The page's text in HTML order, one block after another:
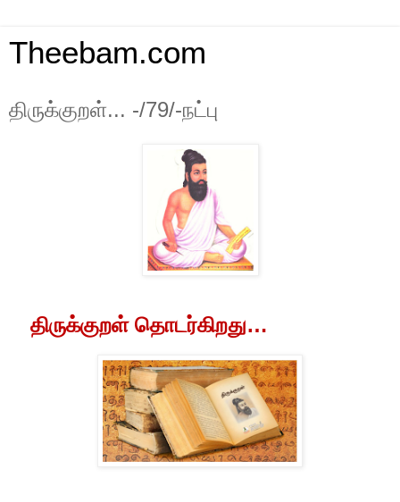
Theebam.com
திருக்குறள்... -/79/-நட்பு
திருக்குறள் தொடர்கிறது…